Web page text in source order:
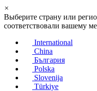
×
Выберите страну или
соответствовали вашему
International
China
България
Polska
Slovenija
Türkiye